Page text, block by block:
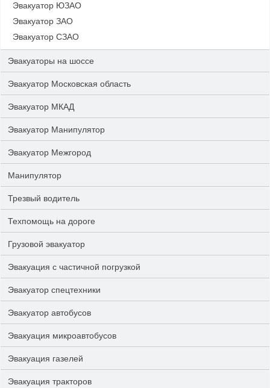
Эвакуатор ЮЗАО
Эвакуатор ЗАО
Эвакуатор СЗАО
Эвакуаторы на шоссе
Эвакуатор Московская область
Эвакуатор МКАД
Эвакуатор Манипулятор
Эвакуатор Межгород
Манипулятор
Трезвый водитель
Техпомощь на дороге
Грузовой эвакуатор
Эвакуация с частичной погрузкой
Эвакуатор спецтехники
Эвакуатор автобусов
Эвакуация микроавтобусов
Эвакуация газелей
Эвакуация тракторов